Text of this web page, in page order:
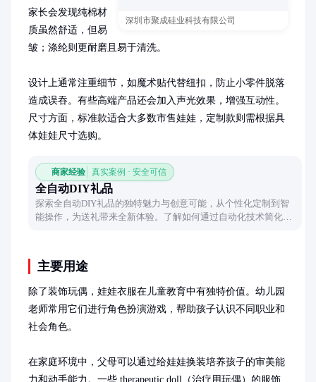
深圳市聚成硅业科技有限公司
家长会发现纯棉材
质虽然舒适，但易
皱；涤纶则更耐磨且易于清洗。
设计上通常注重细节，如魔术贴代替纽扣，防止小零件脱落
造成误吞。有些高端产品还会加入声光效果，增强互动性。
尺寸方面，标准款适合大多数市售娃娃，定制款则需根据具
体娃娃尺寸选购。
商家经验 真实案例 · 安全可信
全自动DIY礼品
探索全自动DIY礼品的独特魅力与创意可能，从个性化定制到智
能操作，为送礼带来全新体验。了解如何通过自动化技术简化
主要用途
除了装饰玩偶，娃娃衣服在儿童教育中有独特价值。幼儿园
老师常用它们进行角色扮演游戏，帮助孩子认识不同职业和
社会角色。
在家庭环境中，父母可以通过给娃娃换装培养孩子的审美能
力和动手能力。一些 therapeutic doll（治疗用玩偶）的服饰